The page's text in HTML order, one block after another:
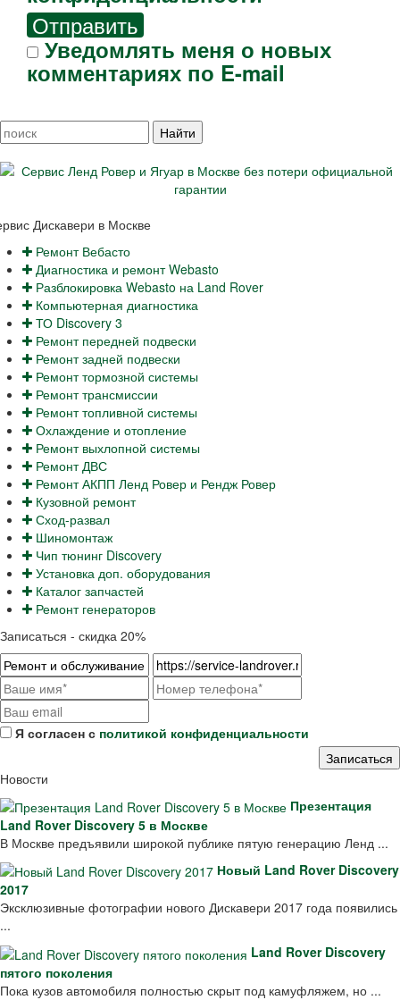
Отправить
Уведомлять меня о новых
комментариях по E-mail
Дискавери в Москве
Ремонт Вебасто
Диагностика и ремонт Webasto
Разблокировка Webasto на Land Rover
Компьютерная диагностика
ТО Discovery 3
Ремонт передней подвески
Ремонт задней подвески
Ремонт тормозной системы
Ремонт трансмиссии
Ремонт топливной системы
Охлаждение и отопление
Ремонт выхлопной системы
Ремонт ДВС
Ремонт АКПП Ленд Ровер и Рендж Ровер
Кузовной ремонт
Сход-развал
Шиномонтаж
Чип тюнинг Discovery
Установка доп. оборудования
Каталог запчастей
Ремонт генераторов
Записаться - скидка 20%
Я согласен с политикой конфиденциальности
Новости
Презентация
Land Rover Discovery 5 в Москве
В Москве предъявили широкой публике пятую генерацию Ленд ...
Новый Land Rover Discovery
2017
Эксклюзивные фотографии нового Дискавери 2017 года появились
...
Land Rover Discovery
пятого поколения
Пока кузов автомобиля полностью скрыт под камуфляжем, но ...